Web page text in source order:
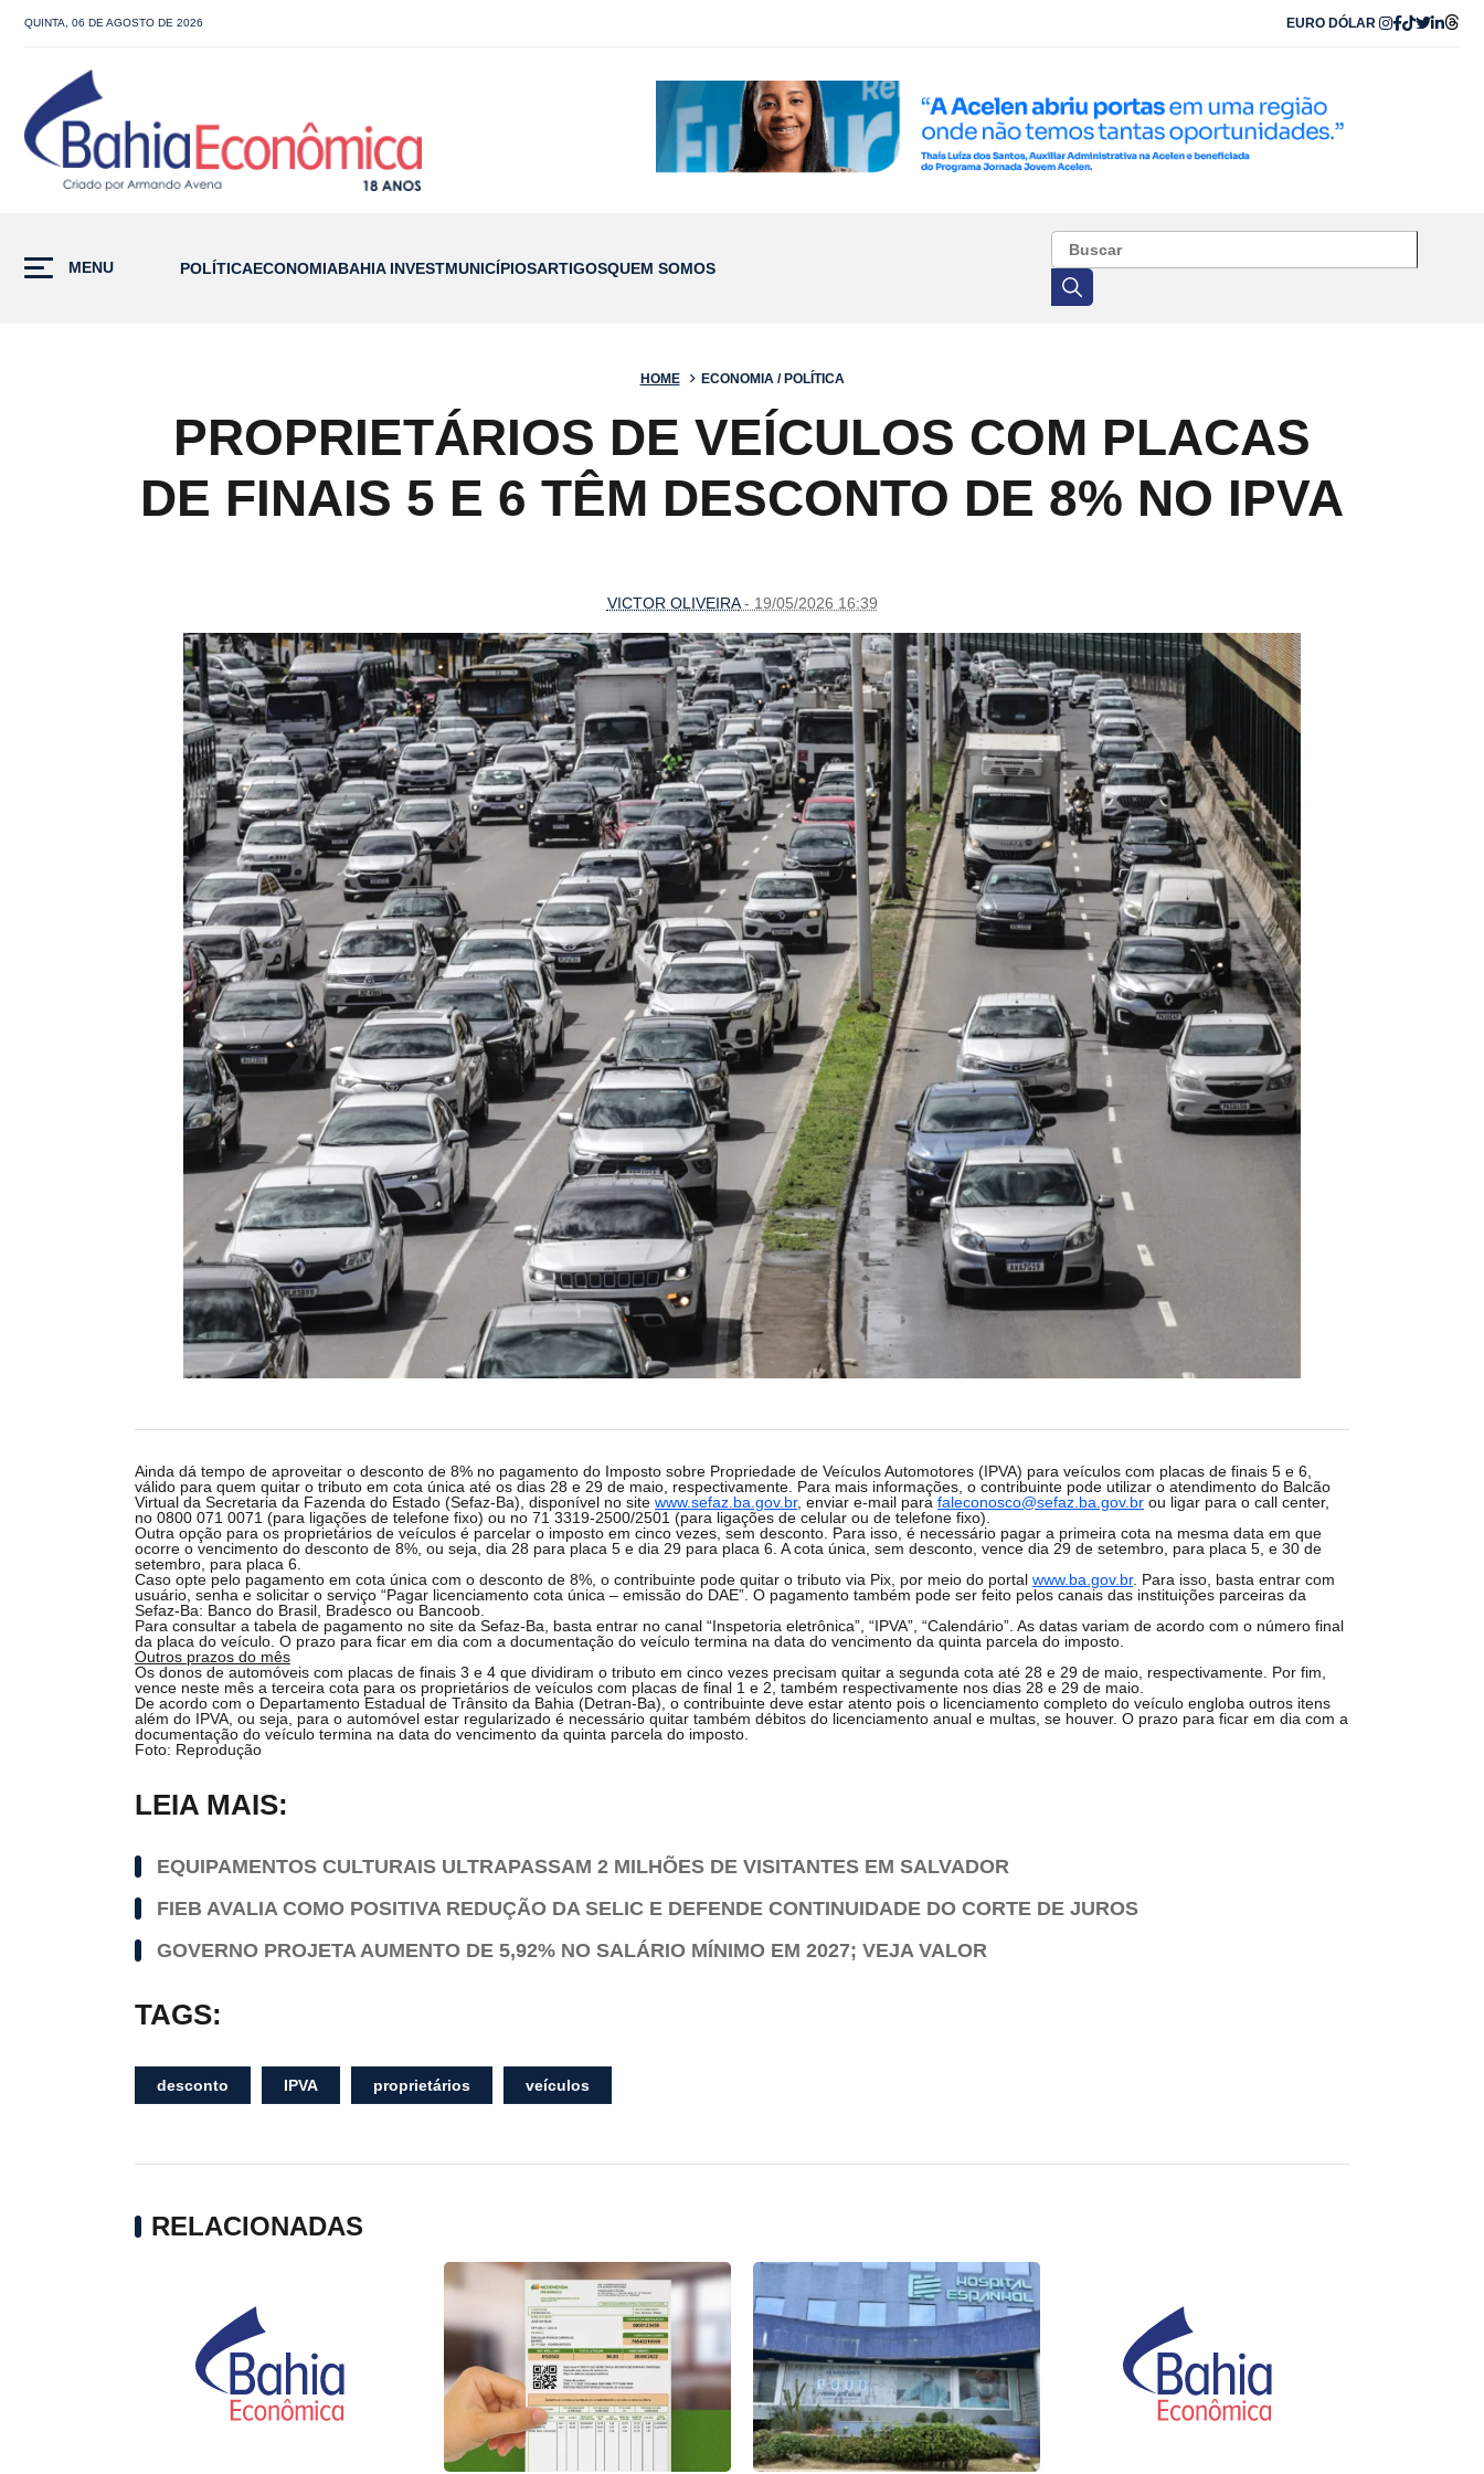
QUINTA, 06 DE AGOSTO DE 2026 EURO DÓLAR
MENU POLÍTICAECONOMIABAHIA INVESTMUNICÍPIOSARTIGOSQUEM SOMOS
HOME ECONOMIA / POLÍTICA
PROPRIETÁRIOS DE VEÍCULOS COM PLACAS
DE FINAIS 5 E 6 TÊM DESCONTO DE 8% NO IPVA
VICTOR OLIVEIRA- 19/05/2026 16:39
Ainda dá tempo de aproveitar o desconto de 8% no pagamento do Imposto sobre Propriedade de Veículos Automotores (IPVA) para veículos com placas de finais 5 e 6,
válido para quem quitar o tributo em cota única até os dias 28 e 29 de maio, respectivamente. Para mais informações, o contribuinte pode utilizar o atendimento do Balcão
Virtual da Secretaria da Fazenda do Estado (Sefaz-Ba), disponível no site www.sefaz.ba.gov.br, enviar e-mail para faleconosco@sefaz.ba.gov.br ou ligar para o call center,
no 0800 071 0071 (para ligações de telefone fixo) ou no 71 3319-2500/2501 (para ligações de celular ou de telefone fixo).
Outra opção para os proprietários de veículos é parcelar o imposto em cinco vezes, sem desconto. Para isso, é necessário pagar a primeira cota na mesma data em que
ocorre o vencimento do desconto de 8%, ou seja, dia 28 para placa 5 e dia 29 para placa 6. A cota única, sem desconto, vence dia 29 de setembro, para placa 5, e 30 de
setembro, para placa 6.
Caso opte pelo pagamento em cota única com o desconto de 8%, o contribuinte pode quitar o tributo via Pix, por meio do portal www.ba.gov.br. Para isso, basta entrar com
usuário, senha e solicitar o serviço “Pagar licenciamento cota única – emissão do DAE”. O pagamento também pode ser feito pelos canais das instituições parceiras da
Sefaz-Ba: Banco do Brasil, Bradesco ou Bancoob.
Para consultar a tabela de pagamento no site da Sefaz-Ba, basta entrar no canal “Inspetoria eletrônica”, “IPVA”, “Calendário”. As datas variam de acordo com o número final
da placa do veículo. O prazo para ficar em dia com a documentação do veículo termina na data do vencimento da quinta parcela do imposto.
Outros prazos do mês
Os donos de automóveis com placas de finais 3 e 4 que dividiram o tributo em cinco vezes precisam quitar a segunda cota até 28 e 29 de maio, respectivamente. Por fim,
vence neste mês a terceira cota para os proprietários de veículos com placas de final 1 e 2, também respectivamente nos dias 28 e 29 de maio.
De acordo com o Departamento Estadual de Trânsito da Bahia (Detran-Ba), o contribuinte deve estar atento pois o licenciamento completo do veículo engloba outros itens
além do IPVA, ou seja, para o automóvel estar regularizado é necessário quitar também débitos do licenciamento anual e multas, se houver. O prazo para ficar em dia com a
documentação do veículo termina na data do vencimento da quinta parcela do imposto.
Foto: Reprodução
LEIA MAIS:
EQUIPAMENTOS CULTURAIS ULTRAPASSAM 2 MILHÕES DE VISITANTES EM SALVADOR
FIEB AVALIA COMO POSITIVA REDUÇÃO DA SELIC E DEFENDE CONTINUIDADE DO CORTE DE JUROS
GOVERNO PROJETA AUMENTO DE 5,92% NO SALÁRIO MÍNIMO EM 2027; VEJA VALOR
TAGS:
desconto IPVA proprietários veículos
RELACIONADAS